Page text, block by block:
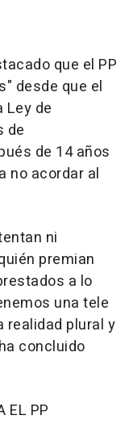
que el PP
desde que el
Ley de
de
de 14 años
no acordar al
ni
premian
a lo
una tele
realidad plural y
concluido
EL PP